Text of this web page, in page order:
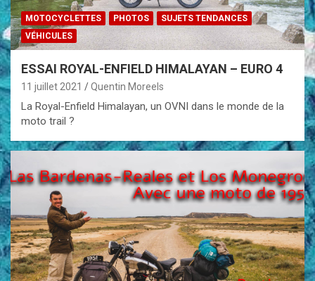
MOTOCYCLETTES PHOTOS
SUJETS TENDANCES
VÉHICULES
ESSAI ROYAL-ENFIELD HIMALAYAN – EURO 4
11 juillet 2021 Quentin Moreels
La Royal-Enfield Himalayan, un OVNI dans le monde de la
moto trail ?